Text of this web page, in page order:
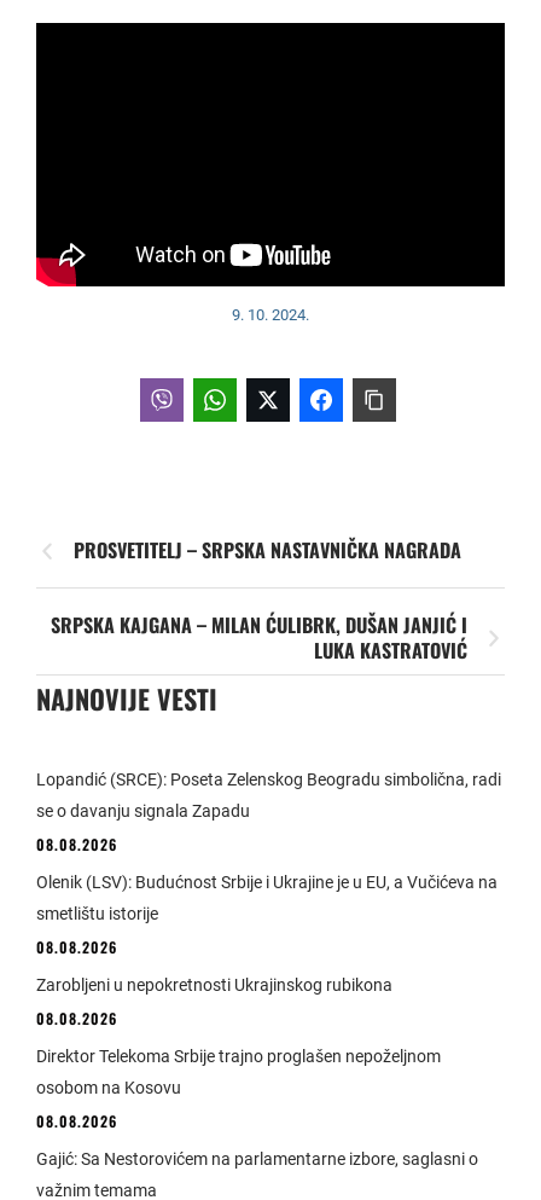
9. 10. 2024.
PROSVETITELJ – SRPSKA NASTAVNIČKA NAGRADA
SRPSKA KAJGANA – MILAN ĆULIBRK, DUŠAN JANJIĆ I
LUKA KASTRATOVIĆ
NAJNOVIJE VESTI
Lopandić (SRCE): Poseta Zelenskog Beogradu simbolična, radi
se o davanju signala Zapadu
08.08.2026
Olenik (LSV): Budućnost Srbije i Ukrajine je u EU, a Vučićeva na
smetlištu istorije
08.08.2026
Zarobljeni u nepokretnosti Ukrajinskog rubikona
08.08.2026
Direktor Telekoma Srbije trajno proglašen nepoželjnom
osobom na Kosovu
08.08.2026
Gajić: Sa Nestorovićem na parlamentarne izbore, saglasni o
važnim temama